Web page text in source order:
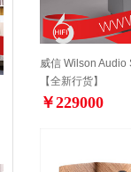
威信 Wilson Audio
【全新行货】
￥229000